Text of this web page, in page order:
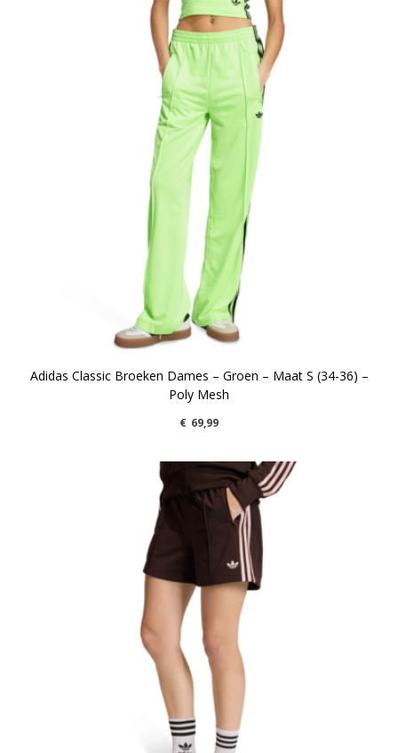
Adidas Classic Broeken Dames – Groen – Maat S (34-36) –
Poly Mesh
€ 69,99